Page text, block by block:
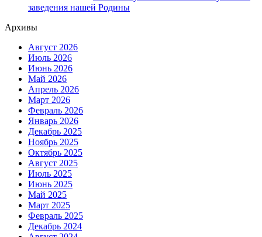
заведения нашей Родины
Архивы
Август 2026
Июль 2026
Июнь 2026
Май 2026
Апрель 2026
Март 2026
Февраль 2026
Январь 2026
Декабрь 2025
Ноябрь 2025
Октябрь 2025
Август 2025
Июль 2025
Июнь 2025
Май 2025
Март 2025
Февраль 2025
Декабрь 2024